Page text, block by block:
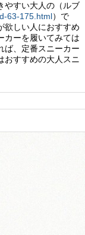
やすい大人の（ルブ
63-175.html）で
欲しい人におすすめ
カーを履いてみては
ば、定番スニーカー
おすすめの大人スニ